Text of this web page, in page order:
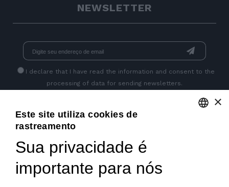
NEWSLETTER
I declare that I have read the information and consent to the
processing of data for sending newsletters.
×
Este site utiliza cookies de
rastreamento
Sua privacidade é
importante para nós